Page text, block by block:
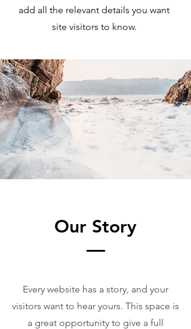
add all the relevant details you want
site visitors to know.
Our Story
Every website has a story, and your
visitors want to hear yours. This space is
a great opportunity to give a full